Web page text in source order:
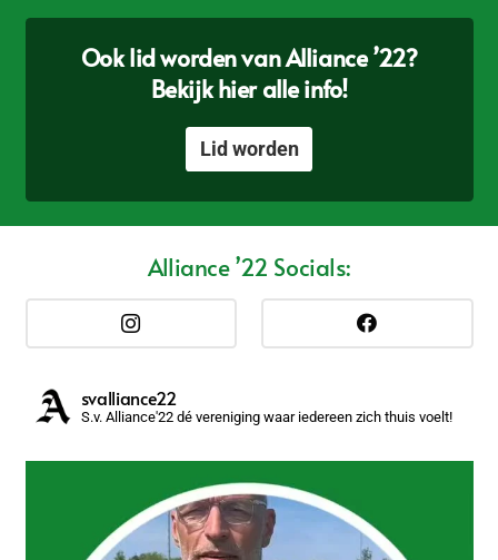
Ook lid worden van Alliance ’22?
Bekijk hier alle info!
Lid worden
Alliance ’22 Socials:
svalliance22
S.v. Alliance'22 dé vereniging waar iedereen zich thuis voelt!